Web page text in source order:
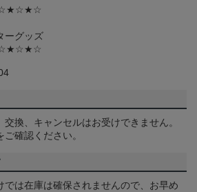
ーグッズ
換、キャンセルはお受けできません。
ご確認ください。
では在庫は確保されませんので、お早め